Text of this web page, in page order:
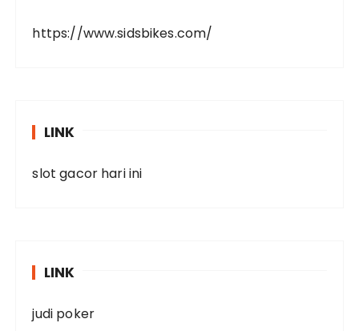
https://www.sidsbikes.com/
LINK
slot gacor hari ini
LINK
judi poker